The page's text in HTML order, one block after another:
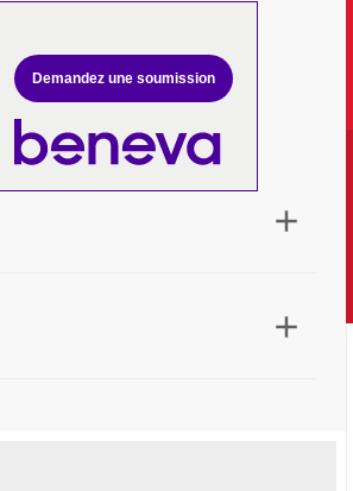
Demandez une soumission